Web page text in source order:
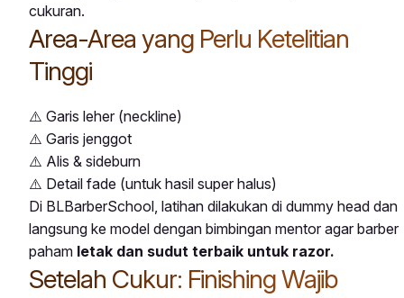
cukuran.
Area-Area yang Perlu Ketelitian
Tinggi
⚠️ Garis leher (neckline)
⚠️ Garis jenggot
⚠️ Alis & sideburn
⚠️ Detail fade (untuk hasil super halus)
Di BLBarberSchool, latihan dilakukan di dummy head dan
langsung ke model dengan bimbingan mentor agar barber
paham letak dan sudut terbaik untuk razor.
Setelah Cukur: Finishing Wajib